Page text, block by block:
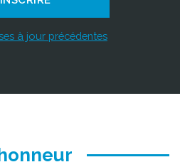
à jour précédentes